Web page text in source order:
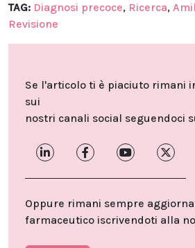
TAG: Diagnosi precoce, Ricerca,
Revisione
Se l'articolo ti è piaciuto rimani
sui
nostri canali social seguendoci
Oppure rimani sempre
farmaceutico iscrivendoti alla